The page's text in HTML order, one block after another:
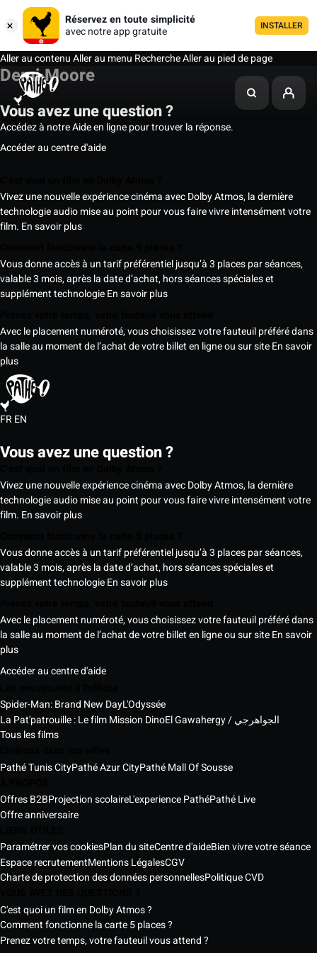
Réservez en toute simplicité
avec notre app gratuite
INSTALLER
Aller au contenuAller au menu RechercheAller au pied de page
Demi Moore
Vous avez une question ?
Accédez à notre Aide en ligne pour trouver la réponse.
Accéder au centre d'aide
Vivez une nouvelle expérience cinéma avec Dolby Atmos, la dernière
technologie audio mise au point pour vous faire vivre intensément votre
film. En savoir plus
Vous donne accès à un tarif préférentiel jusqu’à 3 places par séances,
valable 3 mois, après la date d’achat, hors séances spéciales et
supplément technologieEn savoir plus
Avec le placement numéroté, vous choisissez votre fauteuil préféré dans
la salle au moment de l’achat de votre billet en ligne ou sur siteEn savoir
plus
FREN
Vous avez une question ?
Vivez une nouvelle expérience cinéma avec Dolby Atmos, la dernière
technologie audio mise au point pour vous faire vivre intensément votre
film. En savoir plus
Vous donne accès à un tarif préférentiel jusqu’à 3 places par séances,
valable 3 mois, après la date d’achat, hors séances spéciales et
supplément technologieEn savoir plus
Avec le placement numéroté, vous choisissez votre fauteuil préféré dans
la salle au moment de l’achat de votre billet en ligne ou sur siteEn savoir
plus
Accéder au centre d'aide
Spider-Man: Brand New DayL'Odyssée
La Pat'patrouille : Le film Mission Dino
El Gawahergy / الجواهرجي
Tous les films
Pathé Tunis CityPathé Azur CityPathé Mall Of Sousse
Offres B2BProjection scolaireL'experience PathéPathé Live
Offre anniversaire
Paramétrer vos cookiesPlan du siteCentre d'aideBien vivre votre séance
Espace recrutementMentions LégalesCGV
Charte de protection des données personnellesPolitique CVD
C'est quoi un film en Dolby Atmos ?
Comment fonctionne la carte 5 places ?
Prenez votre temps, votre fauteuil vous attend ?